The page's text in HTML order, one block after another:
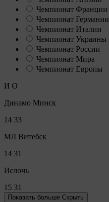
Чемпионат Франции
Чемпионат Германии
Чемпионат Италии
Чемпионат Украины
Чемпионат России
Чемпионат Мира
Чемпионат Европы
И О
Динамо Минск
14 33
МЛ Витебск
14 31
Ислочь
15 31
Показать больше Скрыть